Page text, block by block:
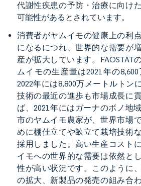
代謝性疾患の予防・治療に向け
可能性があるとされています。
消費者がヤムイモの健康上の利
になるにつれ、世界的な需要が
産が拡大しています。FAOSTAT
ムイモの生産量は2021年の
2022年には8,800万メートルトン
技術の最近の進歩も市場成長に
ば、2021年にはガーナのボノ地
市のヤムイモ農家が、世界市場
めに棚仕立てや畝立て栽培技術
採用しました。高い生産コスト
イモへの世界的な需要は依然と
性が高い状況です。このように
の拡大、新製品の発売の組み合